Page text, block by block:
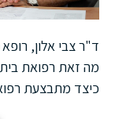
ד"ר צבי אלון,
מה זאת רפואת
כיצד מתבצעת